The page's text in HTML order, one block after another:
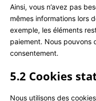
Ainsi, vous n’avez pas
mêmes informations lors
exemple, les éléments
paiement. Nous pouvons
consentement.
5.2 Cookies
Nous utilisons des